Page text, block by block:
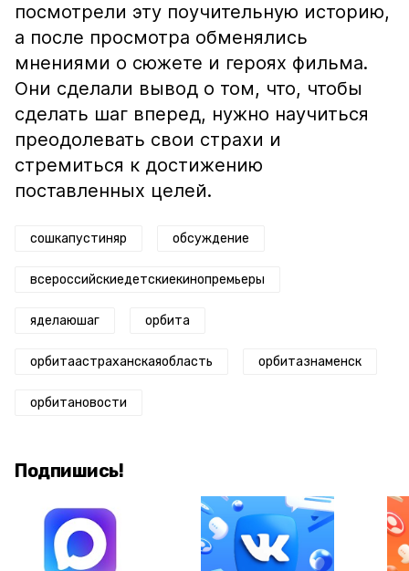
посмотрели эту поучительную историю,
а после просмотра обменялись
мнениями о сюжете и героях фильма.
Они сделали вывод о том, что, чтобы
сделать шаг вперед, нужно научиться
преодолевать свои страхи и
стремиться к достижению
поставленных целей.
сошкапустиняр обсуждение
всероссийскиедетскиекинопремьеры
яделаюшаг орбита
орбитаастраханскаяобласть орбитазнаменск
орбитановости
Подпишись!